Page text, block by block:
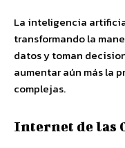
La inteligencia
transformando la
datos y toman
aumentar aún más la
complejas.
Internet de las